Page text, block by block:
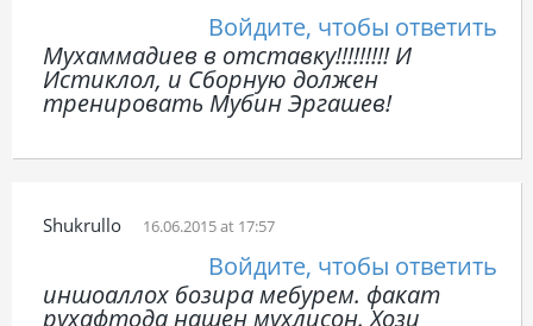
Войдите, чтобы ответить
Мухаммадиев в отставку!!!!!!!!! И
Истиклол, и Сборную должен
тренировать Мубин Эргашев!
Shukrullo 16.06.2015 at 17:57
Войдите, чтобы ответить
иншоаллох бозира мебурем. факат
рухафтода нашен мухлисон. Хози